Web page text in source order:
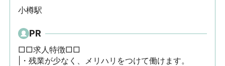
小樽駅
PR
□□求人特徴□□
|・残業が少なく、メリハリをつけて働けます。